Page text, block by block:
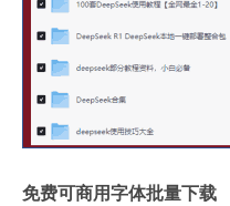
免费可商用字体批量下载